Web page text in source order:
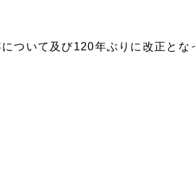
ついて及び120年ぶりに改正とな